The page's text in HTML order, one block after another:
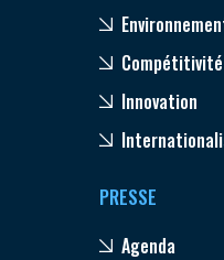
Compétitivité
Innovation
PRESSE
Agenda